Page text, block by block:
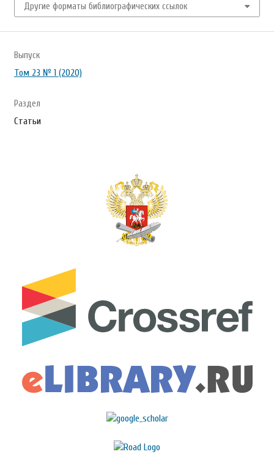
Другие форматы библиографических ссылок
Выпуск
Том 23 № 1 (2020)
Раздел
Статьи